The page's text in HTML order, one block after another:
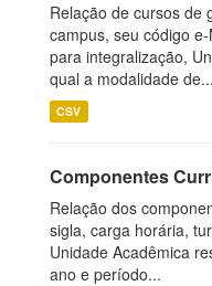
Relação de cursos de
campus, seu código
para integralização,
qual a modalidade de...
CSV
Componentes
Relação dos
sigla, carga horária,
Unidade Acadêmica
ano e período...